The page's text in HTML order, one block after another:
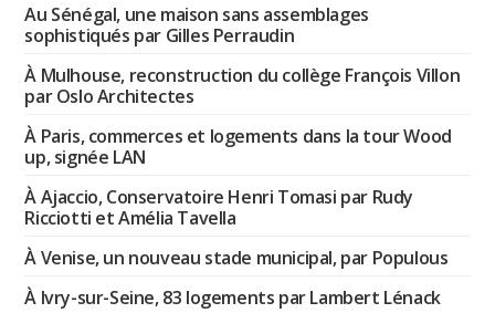
Au Sénégal, une maison sans assemblages
sophistiqués par Gilles Perraudin
À Mulhouse, reconstruction du collège François Villon
par Oslo Architectes
À Paris, commerces et logements dans la tour Wood
up, signée LAN
À Ajaccio, Conservatoire Henri Tomasi par Rudy
Ricciotti et Amélia Tavella
À Venise, un nouveau stade municipal, par Populous
À Ivry-sur-Seine, 83 logements par Lambert Lénack